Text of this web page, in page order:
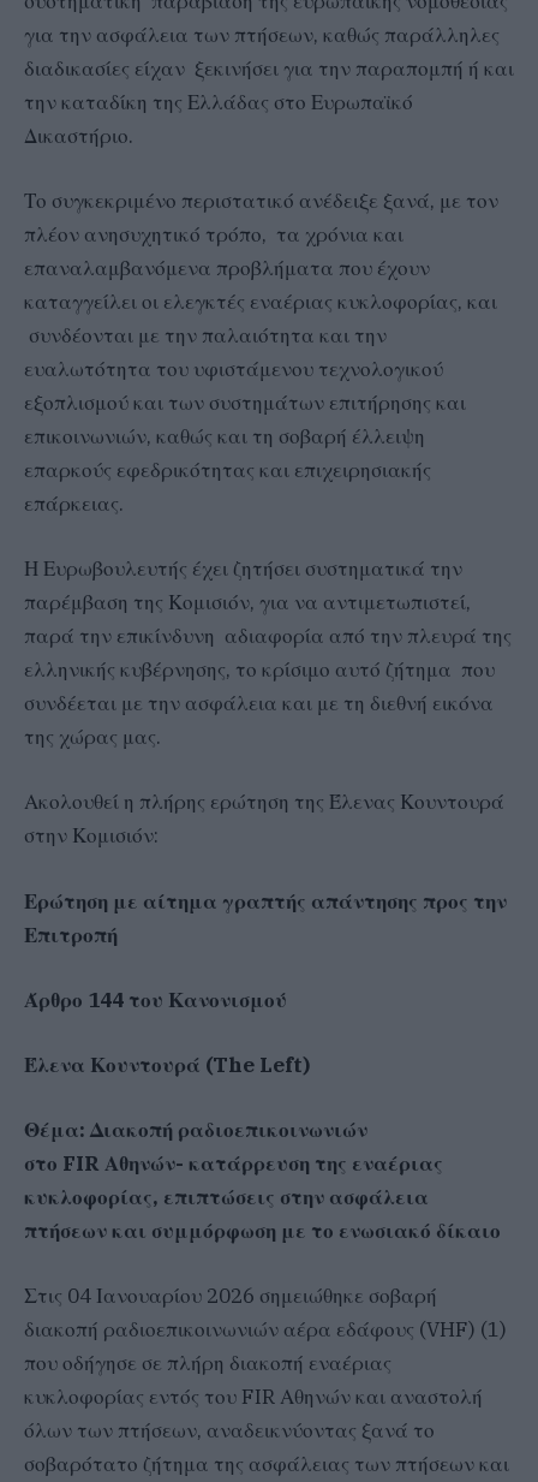
για την ασφάλεια των πτήσεων, καθώς παράλληλες
διαδικασίες είχαν ξεκινήσει για την παραπομπή ή και
την καταδίκη της Ελλάδας στο Ευρωπαϊκό
Δικαστήριο.
Το συγκεκριμένο περιστατικό ανέδειξε ξανά, με τον
πλέον ανησυχητικό τρόπο, τα χρόνια και
επαναλαμβανόμενα προβλήματα που έχουν
καταγγείλει οι ελεγκτές εναέριας κυκλοφορίας, και
συνδέονται με την παλαιότητα και την
ευαλωτότητα του υφιστάμενου τεχνολογικού
εξοπλισμού και των συστημάτων επιτήρησης και
επικοινωνιών, καθώς και τη σοβαρή έλλειψη
επαρκούς εφεδρικότητας και επιχειρησιακής
επάρκειας.
Η Ευρωβουλευτής έχει ζητήσει συστηματικά την
παρέμβαση της Κομισιόν, για να αντιμετωπιστεί,
παρά την επικίνδυνη αδιαφορία από την πλευρά της
ελληνικής κυβέρνησης, το κρίσιμο αυτό ζήτημα που
συνδέεται με την ασφάλεια και με τη διεθνή εικόνα
της χώρας μας.
Ακολουθεί η πλήρης ερώτηση της Έλενας Κουντουρά
στην Κομισιόν:
Ερώτηση με αίτημα γραπτής απάντησης προς την
Επιτροπή
Άρθρο 144 του Κανονισμού
Έλενα Κουντουρά (The Left)
​Θέμα: Διακοπή ραδιοεπικοινωνιών
στο FIR Αθηνών- κατάρρευση της εναέριας
κυκλοφορίας, επιπτώσεις στην ασφάλεια
πτήσεων και συμμόρφωση με το ενωσιακό δίκαιο
Στις 04 Ιανουαρίου 2026 σημειώθηκε σοβαρή
διακοπή ραδιοεπικοινωνιών αέρα εδάφους (VHF) (1)
που οδήγησε σε πλήρη διακοπή εναέριας
κυκλοφορίας εντός του FIR Αθηνών και αναστολή
όλων των πτήσεων, αναδεικνύοντας ξανά το
σοβαρότατο ζήτημα της ασφάλειας των πτήσεων και